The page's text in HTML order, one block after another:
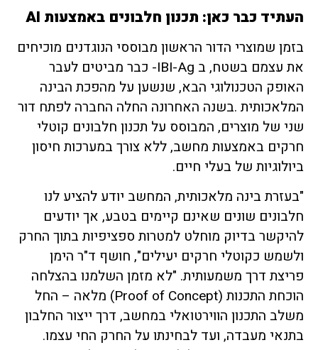
העתיד כבר כאן: תכנון חלבונים באמצעות
בזמן שמוצרי הדור הראשון מבוססי הנוגדנים מוכיחים
את עצמם בשטח, ב IBI-Ag- כבר מביטים לעבר
האופק הטכנולוגי הבא, שנשען על מהפכת הבינה
המלאכותית .בשנה האחרונה החלה החברה לפתח דור
שני של מוצרים, המבוסס על תכנון חלבונים קוטלי
חרקים באמצעות מחשב, ללא צורך במערכות חיסון
ביולוגיות של בעלי חיים.
"בעזרת בינה מלאכותית, המחשב יודע להציע לנו
חלבונים שונים שאינם קיימים בטבע, אך יודעים
להיקשר בדיוק מוחלט למטרות ספציפיות בתוך החרק
ולשמש כקוטלי חרקים יעילים", חושף ד"ר הימן
פריצת דרך משמעותית. "לא מזמן השלמנו בהצלחה
הוכחת התכנות (Proof of Concept) מלאה – החל
משלב התכנון הווירטואלי במחשב, דרך ייצור החלבון
בתנאי מעבדה, ועד לבחינתו על החרק החי עצמו.